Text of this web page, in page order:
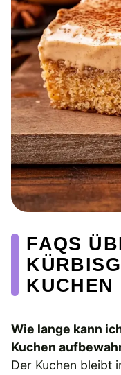
FAQS
KUCHEN
Wie lange kann
Kuchen
Der Kuchen bleibt